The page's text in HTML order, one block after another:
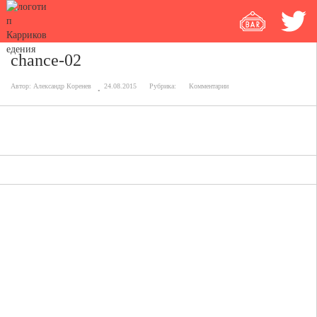
chance-02
Автор: Александр Коренев 24.08.2015 Рубрика: Комментарии